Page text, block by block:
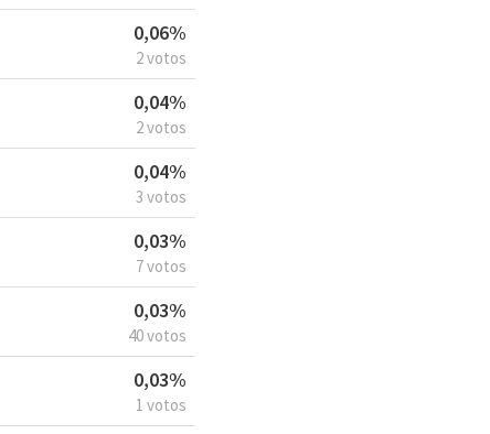
0,06%
2 votos
0,04%
2 votos
0,04%
3 votos
0,03%
7 votos
0,03%
40 votos
0,03%
1 votos